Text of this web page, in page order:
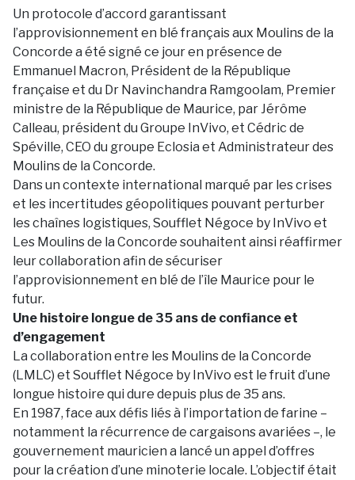
Un protocole d’accord garantissant
l’approvisionnement en blé français aux Moulins de la
Concorde a été signé ce jour en présence de
Emmanuel Macron, Président de la République
française et du Dr Navinchandra Ramgoolam, Premier
ministre de la République de Maurice, par Jérôme
Calleau, président du Groupe InVivo, et Cédric de
Spéville, CEO du groupe Eclosia et Administrateur des
Moulins de la Concorde.
Dans un contexte international marqué par les crises
et les incertitudes géopolitiques pouvant perturber
les chaînes logistiques, Soufflet Négoce by InVivo et
Les Moulins de la Concorde souhaitent ainsi réaffirmer
leur collaboration afin de sécuriser
l’approvisionnement en blé de l’île Maurice pour le
futur.
Une histoire longue de 35 ans de confiance et
d’engagement
La collaboration entre les Moulins de la Concorde
(LMLC) et Soufflet Négoce by InVivo est le fruit d’une
longue histoire qui dure depuis plus de 35 ans.
En 1987, face aux défis liés à l’importation de farine –
notamment la récurrence de cargaisons avariées –, le
gouvernement mauricien a lancé un appel d’offres
pour la création d’une minoterie locale. L’objectif était